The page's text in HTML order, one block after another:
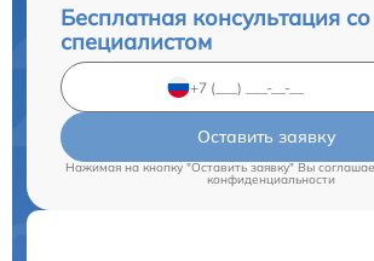
Бесплатная консультация со
специалистом
Оставить заявку
Нажимая на кнопку "Оставить заявку" Вы
конфиденциальности